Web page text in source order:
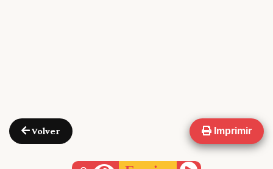
Imprimir
Volver